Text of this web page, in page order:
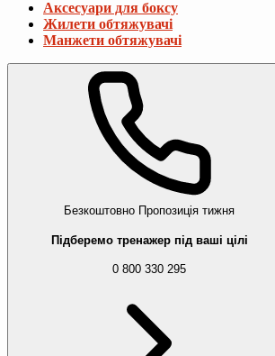
Аксесуари для боксу
Жилети обтяжувачі
Манжети обтяжувачі
Безкоштовно Пропозиція тижня
Підберемо тренажер під ваші цілі
0 800 330 295